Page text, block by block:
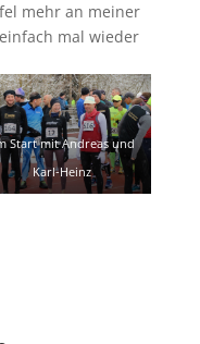
mehr an meiner
mal wieder
Start mit Andreas und
Karl-Heinz